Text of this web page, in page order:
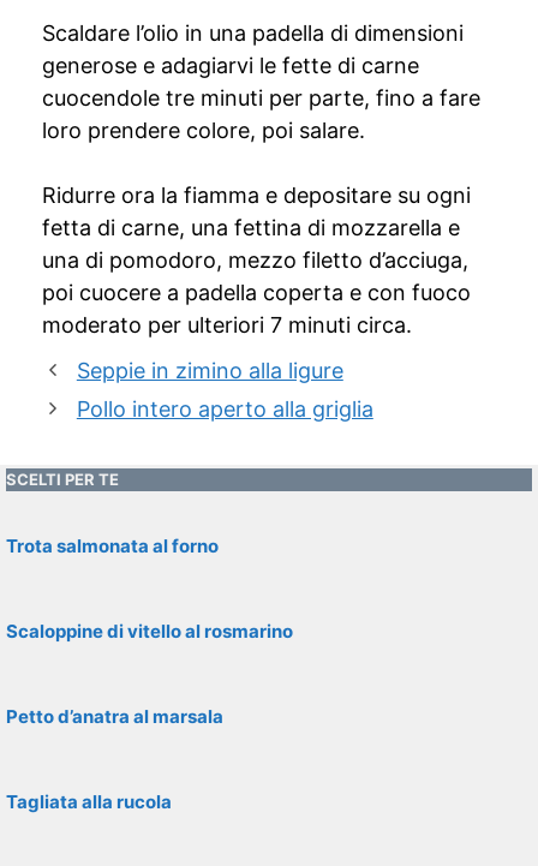
Scaldare l’olio in una padella di dimensioni
generose e adagiarvi le fette di carne
cuocendole tre minuti per parte, fino a fare
loro prendere colore, poi salare.
Ridurre ora la fiamma e depositare su ogni
fetta di carne, una fettina di mozzarella e
una di pomodoro, mezzo filetto d’acciuga,
poi cuocere a padella coperta e con fuoco
moderato per ulteriori 7 minuti circa.
Seppie in zimino alla ligure
Pollo intero aperto alla griglia
SCELTI PER TE
Trota salmonata al forno
Scaloppine di vitello al rosmarino
Petto d’anatra al marsala
Tagliata alla rucola